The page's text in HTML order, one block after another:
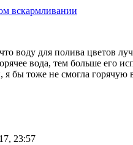
вскармливании
воду для полива цветов
вода, тем больше его
бы тоже не смогла горячую
23:57